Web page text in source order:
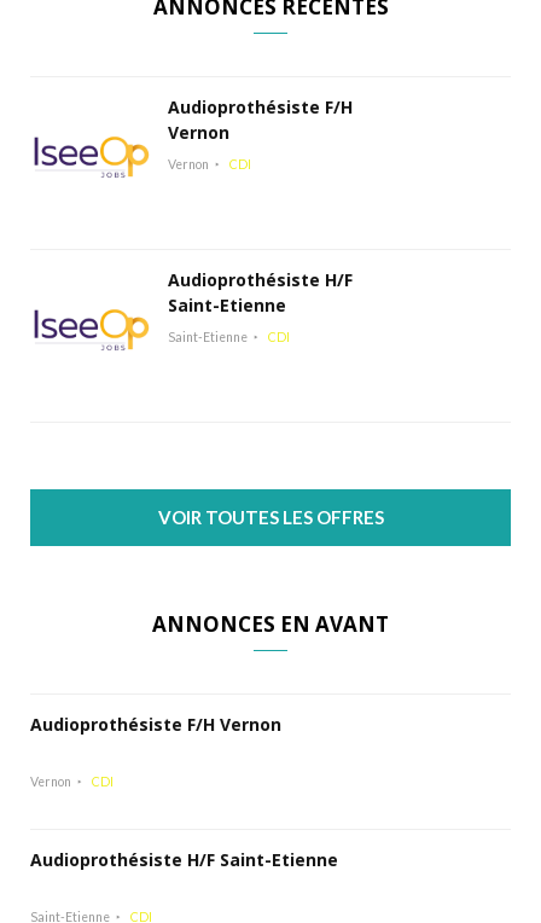
ANNONCES RÉCENTES
Audioprothésiste F/H
Vernon
Vernon CDI
Audioprothésiste H/F
Saint-Etienne
Saint-Etienne CDI
VOIR TOUTES LES OFFRES
ANNONCES EN AVANT
Audioprothésiste F/H Vernon
Vernon CDI
Audioprothésiste H/F Saint-Etienne
Saint-Etienne CDI